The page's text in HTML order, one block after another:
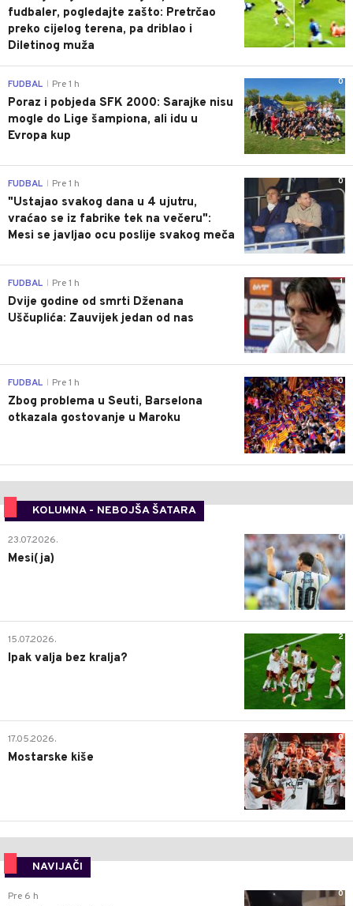
fudbaler, pogledajte zašto: Pretrčao
preko cijelog terena, pa driblao i
Diletinog muža
0
FUDBAL Pre 1 h
Poraz i pobjeda SFK 2000: Sarajke nisu
mogle do Lige šampiona, ali idu u
Evropa kup
0
FUDBAL Pre 1 h
"Ustajao svakog dana u 4 ujutru,
vraćao se iz fabrike tek na večeru":
Mesi se javljao ocu poslije svakog meča
1
FUDBAL Pre 1 h
Dvije godine od smrti Dženana
Uščuplića: Zauvijek jedan od nas
0
FUDBAL Pre 1 h
Zbog problema u Seuti, Barselona
otkazala gostovanje u Maroku
KOLUMNA - NEBOJŠA ŠATARA
0
23.07.2026.
Mesi(ja)
2
15.07.2026.
Ipak valja bez kralja?
0
17.05.2026.
Mostarske kiše
NAVIJAČI
0
Pre 6 h